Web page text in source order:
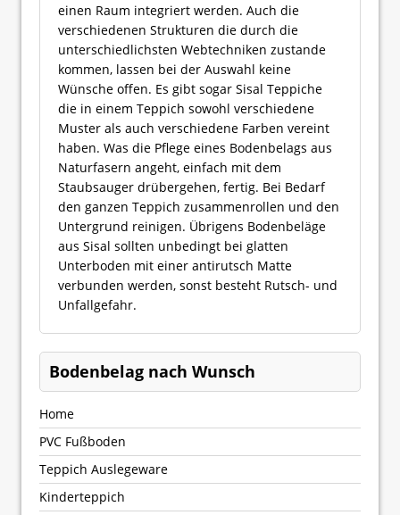
einen Raum integriert werden. Auch die
verschiedenen Strukturen die durch die
unterschiedlichsten Webtechniken zustande
kommen, lassen bei der Auswahl keine
Wünsche offen. Es gibt sogar Sisal Teppiche
die in einem Teppich sowohl verschiedene
Muster als auch verschiedene Farben vereint
haben. Was die Pflege eines Bodenbelags aus
Naturfasern angeht, einfach mit dem
Staubsauger drübergehen, fertig. Bei Bedarf
den ganzen Teppich zusammenrollen und den
Untergrund reinigen. Übrigens Bodenbeläge
aus Sisal sollten unbedingt bei glatten
Unterboden mit einer antirutsch Matte
verbunden werden, sonst besteht Rutsch- und
Unfallgefahr.
Bodenbelag nach Wunsch
Home
PVC Fußboden
Teppich Auslegeware
Kinderteppich